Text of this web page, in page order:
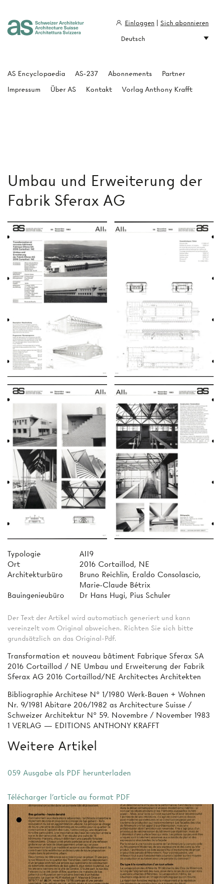
Umbau und Erweiterung der
Fabrik Sferax AG
Typologie
AII9
Ort
2016 Cortaillod, NE
Architekturbüro
Bruno Reichlin, Eraldo Consolascio,
Marie-Claude Bétrix
Bauingenieubüro
Dr Hans Hugi, Pius Schuler
Der Text der Artikel wird automatisch generiert und kann
vereinzelt vom Original abweichen. Richten Sie sich bitte
grundsätzlich an das Original-Pdf.
Transformation et nouveau bâtiment Fabrique Sferax SA
2016 Cortaillod / NE Umbau und Erweiterung der Fabrik
Sferax AG 2016 Cortaillod/NE Architectes Architekten
Bibliographie Architese N° 1/1980 Werk-Bauen + Wohnen
Nr. 9/1981 Abitare 206/1982 as Architecture Suisse /
Schweizer Architektur N° 59. Novembre / November 1983
1 VERLAG — EDITIONS ANTHONY KRAFFT
Weitere Artikel
059 Ausgabe als PDF herunterladen
Télécharger l'article au format PDF
AS Encyclopaedia AS-237 Abonnements
Partner
Impressum
Über AS Kontakt Vorlag Anthony Krafft
Einloggen
Sich abonnieren
Deutsch